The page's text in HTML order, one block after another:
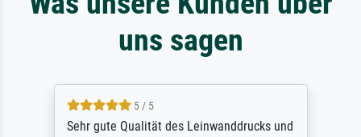
uns sagen
5 / 5
Sehr gute Qualität des Leinwanddrucks und